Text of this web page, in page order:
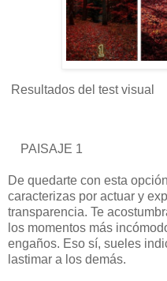
Resultados del test visual
PAISAJE 1
De quedarte con esta
caracterizas por actuar y
transparencia. Te
los momentos más
engaños. Eso sí, sueles
lastimar a los demás.